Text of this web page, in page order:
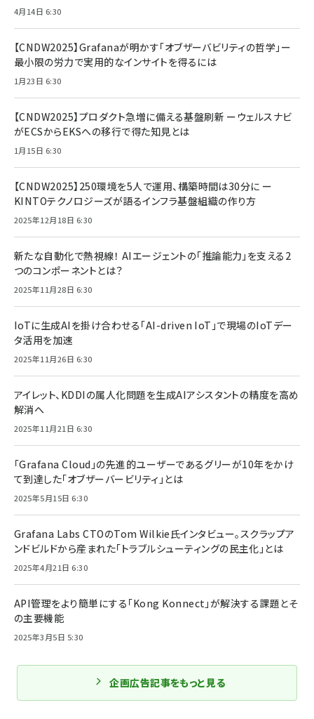
4月14日 6:30
【CNDW2025】Grafanaが明かす「オブザーバビリティの哲学」ー
最小限の労力で実用的なインサイトを得るには
1月23日 6:30
【CNDW2025】プロダクト急増に備える基盤刷新 ーウェルスナビ
がECSからEKSへの移行で得た知見とは
1月15日 6:30
【CNDW2025】250環境を5人で運用、構築時間は30分に ー
KINTOテクノロジーズが語るインフラ基盤組織の作り方
2025年12月18日 6:30
新たな自動化で熱視線！ AIエージェントの「推論能力」を支える2
つのコンポーネントとは？
2025年11月28日 6:30
IoTに生成AIを掛け合わせる「AI-driven IoT」で現場のIoTデー
タ活用を加速
2025年11月26日 6:30
アイレット、KDDIの属人化問題を生成AIアシスタントの精度を高め
解消へ
2025年11月21日 6:30
「Grafana Cloud」の先進的ユーザーであるグリーが10年をかけ
て到達した「オブザーバービリティ」とは
2025年5月15日 6:30
Grafana Labs CTOのTom Wilkie氏インタビュー。スクラップア
ンドビルドから産まれた「トラブルシューティングの民主化」とは
2025年4月21日 6:30
API管理をより簡単にする「Kong Konnect」が解決する課題とそ
の主要機能
2025年3月5日 5:30
企画広告記事をもっと見る